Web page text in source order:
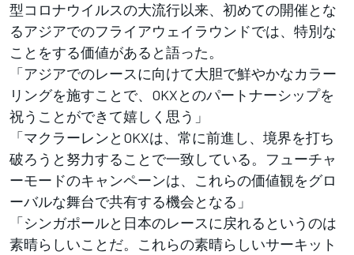
型コロナウイルスの大流行以来、初めての開催とな
るアジアでのフライアウェイラウンドでは、特別な
ことをする価値があると語った。
「アジアでのレースに向けて大胆で鮮やかなカラー
リングを施すことで、OKXとのパートナーシップを
祝うことができて嬉しく思う」
「マクラーレンとOKXは、常に前進し、境界を打ち
破ろうと努力することで一致している。フューチャ
ーモードのキャンペーンは、これらの価値観をグロ
ーバルな舞台で共有する機会となる」
「シンガポールと日本のレースに戻れるというのは
素晴らしいことだ。これらの素晴らしいサーキット